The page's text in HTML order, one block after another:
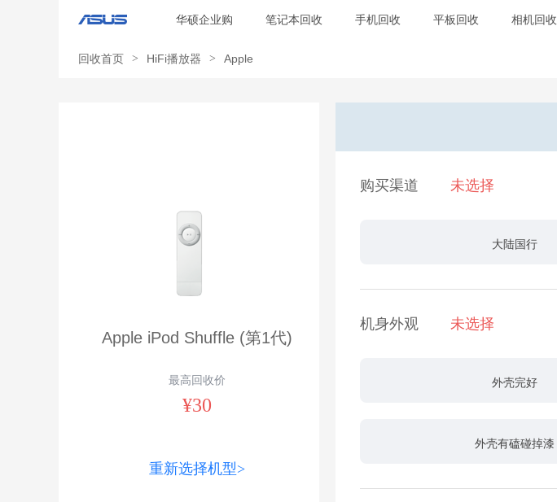
华硕企业购 笔记本回收 手机回收 平板回收 相机回收
回收首页 > HiFi播放器 > Apple
Apple iPod Shuffle (第1代)
最高回收价
¥30
重新选择机型>
购买渠道 未选择
大陆国行
机身外观 未选择
外壳完好
外壳有磕碰掉漆